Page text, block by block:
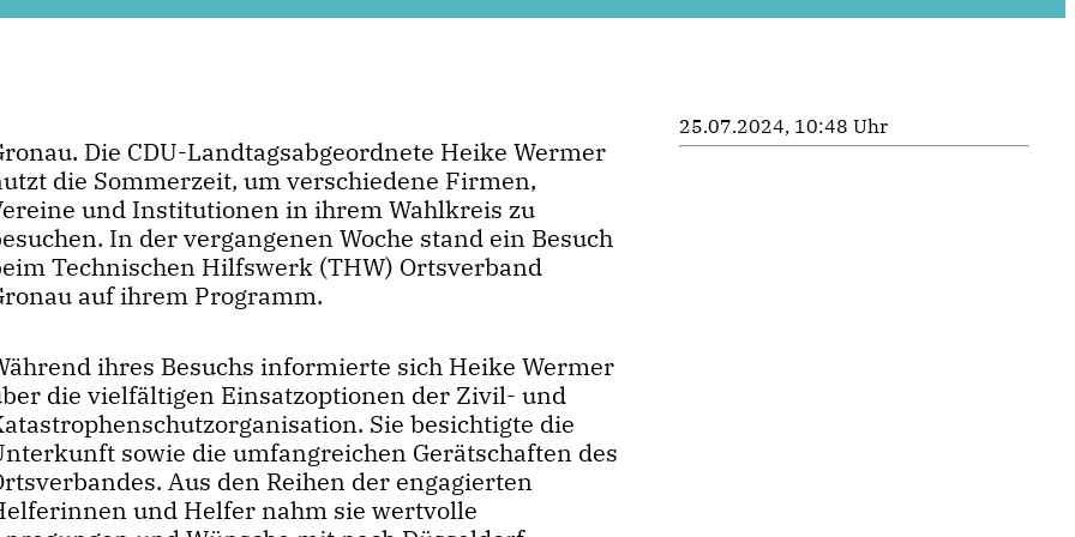
Die CDU-Landtagsabgeordnete Heike Wermer
die Sommerzeit, um verschiedene Firmen,
und Institutionen in ihrem Wahlkreis zu
In der vergangenen Woche stand ein Besuch
Technischen Hilfswerk (THW) Ortsverband
auf ihrem Programm.
ihres Besuchs informierte sich Heike Wermer
die vielfältigen Einsatzoptionen der Zivil- und
Sie besichtigte die
sowie die umfangreichen Gerätschaften des
Aus den Reihen der engagierten
und Helfer nahm sie wertvolle
25.07.2024, 10:48 Uhr